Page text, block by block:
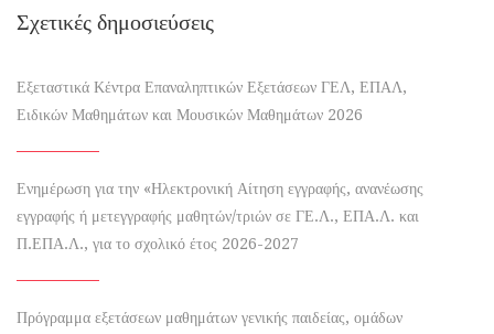
Σχετικές δημοσιεύσεις
Εξεταστικά Κέντρα Επαναληπτικών Εξετάσεων ΓΕΛ, ΕΠΑΛ,
Ειδικών Μαθημάτων και Μουσικών Μαθημάτων 2026
Ενημέρωση για την «Ηλεκτρονική Αίτηση εγγραφής, ανανέωσης
εγγραφής ή μετεγγραφής μαθητών/τριών σε ΓΕ.Λ., ΕΠΑ.Λ. και
Π.ΕΠΑ.Λ., για το σχολικό έτος 2026-2027
Πρόγραμμα εξετάσεων μαθημάτων γενικής παιδείας, ομάδων